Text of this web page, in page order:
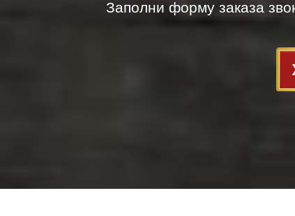
Заполни форму заказа